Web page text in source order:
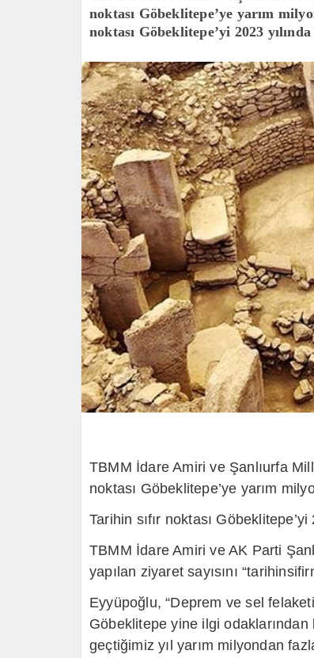
noktası Göbeklitepe’ye yarım
noktası Göbeklitepe’yi 2023
TBMM İdare Amiri ve Şanlıurfa
noktası Göbeklitepe’ye yarım
Tarihin sıfır noktası
TBMM İdare Amiri ve AK Parti
yapılan ziyaret sayısını
Eyyüpoğlu, “Deprem ve sel
Göbeklitepe yine ilgi
geçtiğimiz yıl yarım milyondan